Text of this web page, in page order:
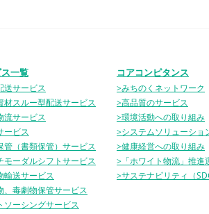
一覧
送サービス
材スルー型配送サービス
流サービス
ービス
管（書類保管）サービス
モーダルシフトサービス
輸送サービス
、毒劇物保管サービス
ソーシングサービス
コアコンピタンス
>みちのくネットワーク
>高品質のサービス
>環境活動への取り組み
>システムソリューショ
>健康経営への取り組み
>「ホワイト物流」推進
>サステナビリティ（